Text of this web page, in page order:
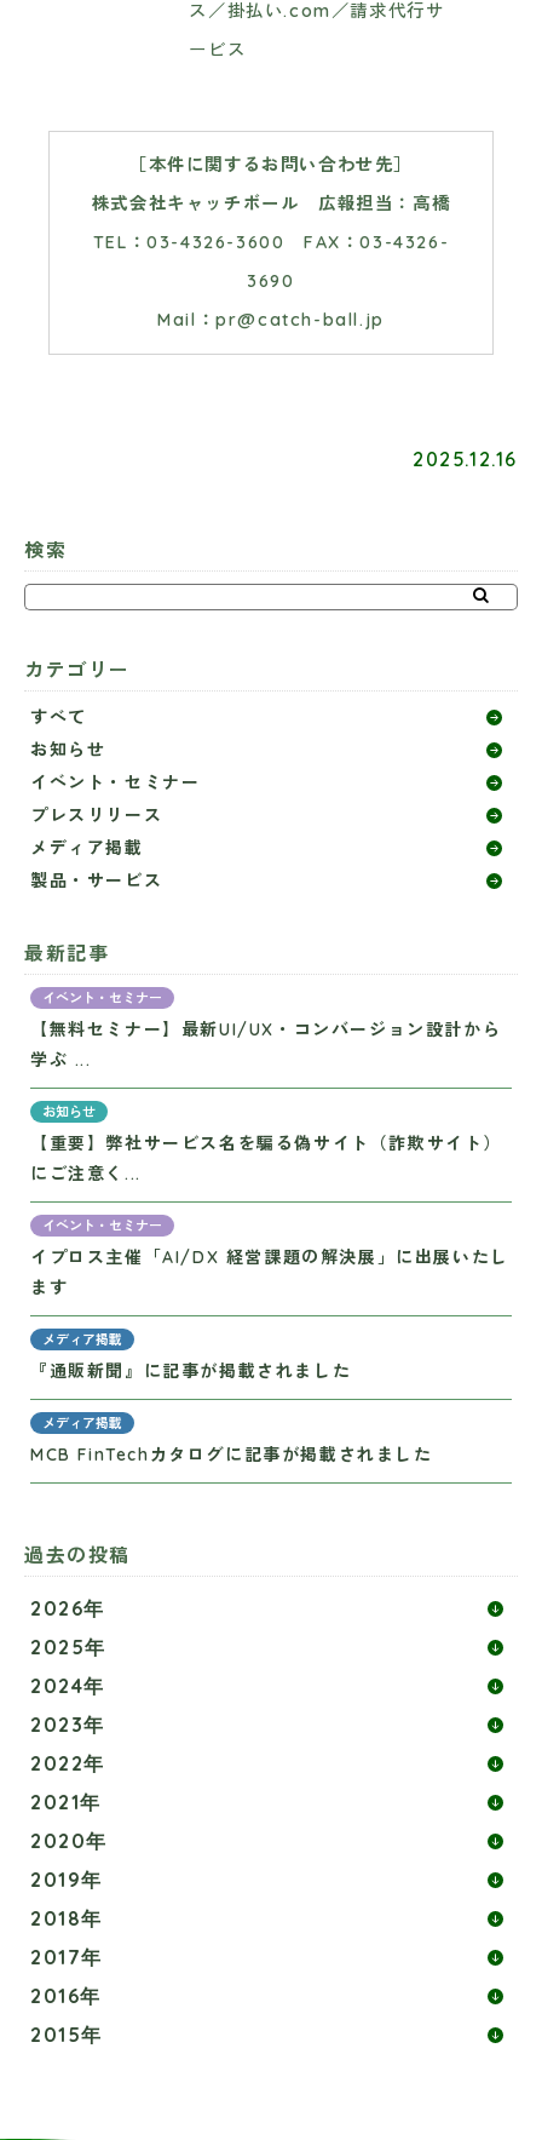
ス／掛払い.com／請求代行サ
ービス
［本件に関するお問い合わせ先］
株式会社キャッチボール 広報担当：高橋
TEL：03-4326-3600 FAX：03-4326-
3690
Mail：pr@catch-ball.jp
2025.12.16
検索
カテゴリー
すべて
お知らせ
イベント・セミナー
プレスリリース
メディア掲載
製品・サービス
最新記事
イベント・セミナー
【無料セミナー】最新UI/UX・コンバージョン設計から
学ぶ ...
お知らせ
【重要】弊社サービス名を騙る偽サイト（詐欺サイト）
にご注意く...
イベント・セミナー
イプロス主催「AI/DX 経営課題の解決展」に出展いたし
ます
メディア掲載
『通販新聞』に記事が掲載されました
メディア掲載
MCB FinTechカタログに記事が掲載されました
過去の投稿
2026年
2025年
2024年
2023年
2022年
2021年
2020年
2019年
2018年
2017年
2016年
2015年